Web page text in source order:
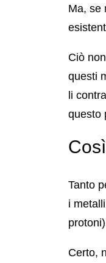
Ma, se
Ciò
questi
li
questo
Tanto
i
Certo,